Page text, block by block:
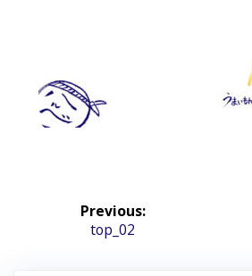
Previous:
Previous
top_02